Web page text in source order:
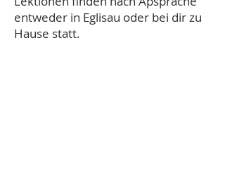
entweder in Eglisau oder bei dir zu
Hause statt.